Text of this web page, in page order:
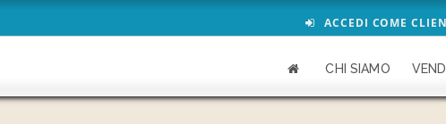
ACCEDI COME
CHI SIAMO